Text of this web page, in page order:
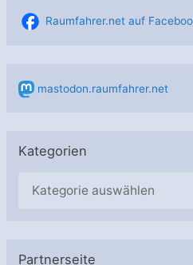
Raumfahrer.net auf
mastodon.raumfahrer.net
Kategorien
Partnerseite